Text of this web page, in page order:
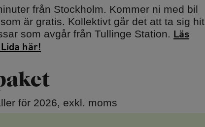
från Stockholm. Kommer ni med bil
är gratis. Kollektivt går det att ta sig hit
som avgår från Tullinge Station. Läs
här!
för 2026, exkl. moms